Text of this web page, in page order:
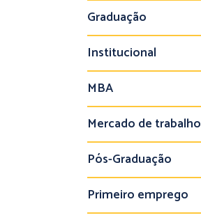
Graduação
Institucional
MBA
Mercado de trabalho
Pós-Graduação
Primeiro emprego